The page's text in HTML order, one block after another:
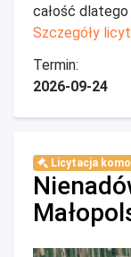
całość
Szczegóły
Termin:
2026-09-24
Licytacja